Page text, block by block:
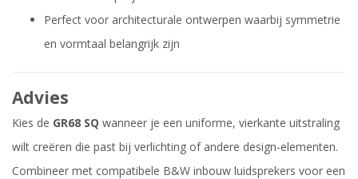
Perfect voor architecturale ontwerpen waarbij symmetrie
en vormtaal belangrijk zijn
Advies
Kies de GR68 SQ wanneer je een uniforme, vierkante uitstraling
wilt creëren die past bij verlichting of andere design-elementen.
Combineer met compatibele B&W inbouw luidsprekers voor een